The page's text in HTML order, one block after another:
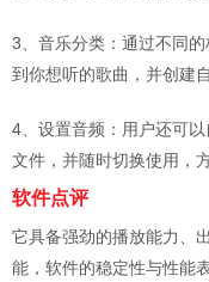
3、音乐分类：通过不同
到你想听的歌曲，并创建
4、设置音频：用户还可
文件，并随时切换使用，
软件点评
它具备强劲的播放能力、
能，软件的稳定性与性能